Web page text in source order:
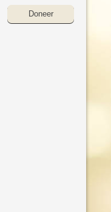
Doneer